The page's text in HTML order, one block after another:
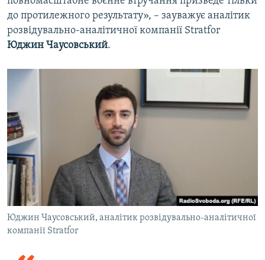
до протилежного результату», – зауважує аналітик
розвідувально-аналітичної компанії Stratfor
Юджин Чаусовський.
Юджин Чаусовський, аналітик розвідувально-аналітичної
компанії Stratfor